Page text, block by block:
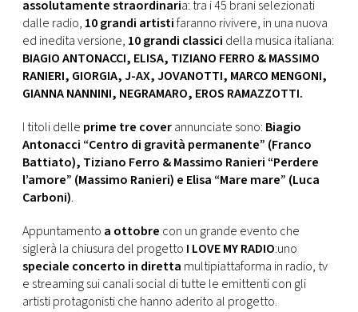
assolutamente straordinaria: tra i 45 brani selezionati
dalle radio, 10 grandi artistifaranno rivivere, in una nuova
ed inedita versione, 10 grandi classici della musica italiana:
BIAGIO ANTONACCI, ELISA, TIZIANO FERRO & MASSIMO
RANIERI, GIORGIA, J-AX, JOVANOTTI, MARCO MENGONI,
GIANNA NANNINI, NEGRAMARO, EROS RAMAZZOTTI.
I titoli delle prime tre coverannunciate sono: Biagio
Antonacci “Centro di gravità permanente” (Franco
Battiato), Tiziano Ferro & Massimo Ranieri “Perdere
l’amore” (Massimo Ranieri) e Elisa “Mare mare” (Luca
Carboni).
Appuntamento a ottobre con un grande evento che
siglerà la chiusura del progetto I LOVE MY RADIO:uno
speciale concerto in diretta multipiattaforma in radio, tv
e streaming sui canali social di tutte le emittenti con gli
artisti protagonisti che hanno aderito al progetto.